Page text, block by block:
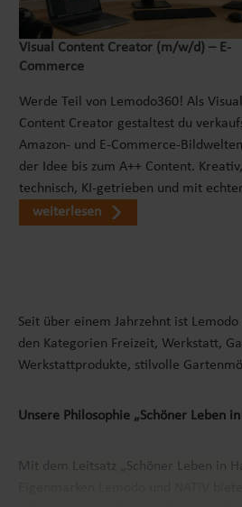
Visual Content Creator (m/w/d) – E-
Commerce
Werde Teil von Lemodo360! Als Visual
Content Creator gestaltest du
Amazon- und E-Commerce-
der Idee bis zum A++ Content. Kreativ,
technisch, KI-getrieben und mit
weiterlesen
Seit über einem Jahrzehnt ist
den Kategorien Freizeit, Werkstatt,
Werkstattprodukte, stilvolle
Unsere Philosophie „Schöner Leben
Mit dem Leitsatz „Schöner Leben in